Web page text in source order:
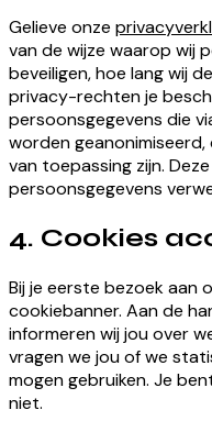
Gelieve onze
van de wijze waarop wij
beveiligen, hoe lang wij
privacy-rechten je
persoonsgegevens die
worden
van toepassing zijn.
persoonsgegevens
4. Cookies
Bij je eerste bezoek aan
cookiebanner. Aan de
informeren wij jou over
vragen we jou of we
mogen gebruiken. Je
niet.